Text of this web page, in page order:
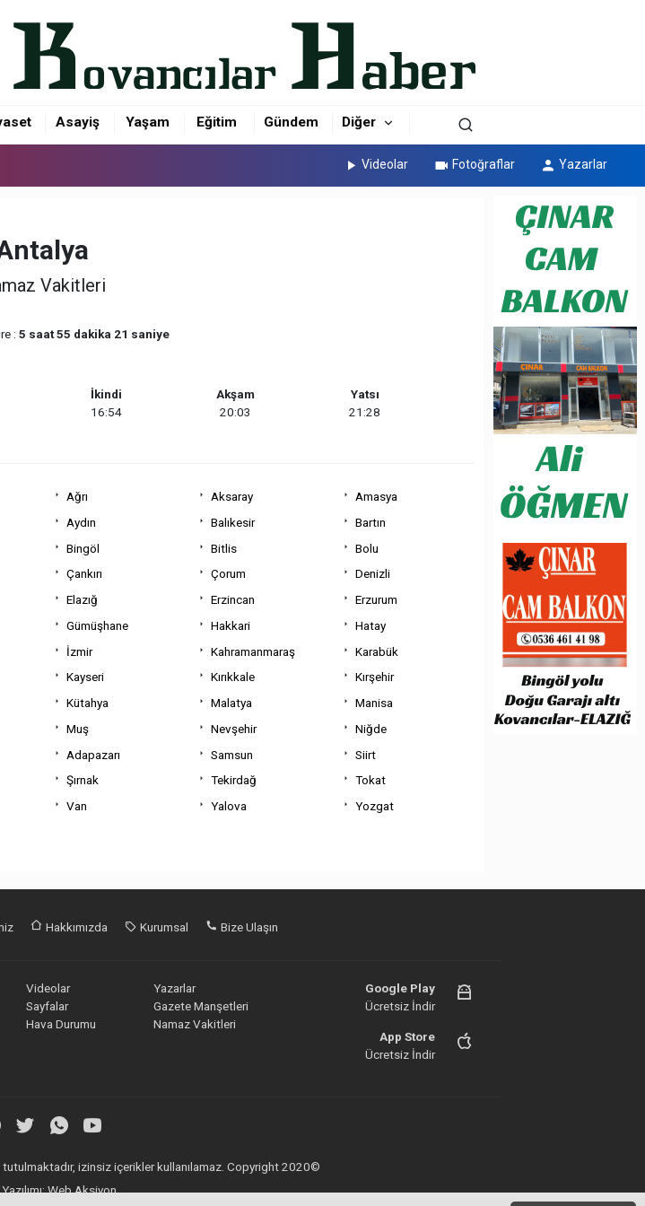
Asayiş Yaşam Eğitim Gündem Diğer
Videolar Fotoğraflar Yazarlar
Vakitleri
: 5 saat 55 dakika 21 saniye
İkindi
16:54
Akşam
20:03
Yatsı
21:28
Ağrı Aksaray
Amasya
Aydın Balıkesir
Bartın
Bingöl Bitlis
Bolu
Çankırı Çorum
Denizli
Elazığ Erzincan
Erzurum
Gümüşhane Hakkari
Hatay
İzmir Kahramanmaraş
Karabük
Kayseri Kırıkkale
Kırşehir
Kütahya Malatya
Manisa
Muş Nevşehir
Niğde
Adapazarı Samsun
Siirt
Şırnak Tekirdağ
Tokat
Van Yalova
Yozgat
Hakkımızda Kurumsal Bize Ulaşın
Videolar
Yazarlar
Sayfalar
Gazete Manşetleri
Hava Durumu Namaz Vakitleri
Google Play
Ücretsiz İndir
App Store
Ücretsiz İndir
izinsiz içerikler kullanılamaz. Copyright 2020©
Web Aksiyon